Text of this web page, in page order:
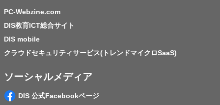
PC-Webzine.com
DIS教育ICT総合サイト
DIS mobile
クラウドセキュリティサービス(トレンドマイクロSaaS)
ソーシャルメディア
DIS 公式Facebookページ